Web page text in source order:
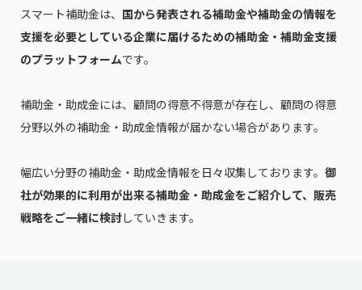
スマート補助金は、 国から発表される補助金や補助金の情報を
支援を必要としている企業に届けるための補助金・補助金支援
のプラットフォームです。
補助金・助成金には、顧問の得意不得意が存在し、顧問の得意
分野以外の補助金・助成金情報が届かない場合があります。
幅広い分野の補助金・助成金情報を日々収集しております。 御
社が効果的に利用が出来る補助金・助成金をご紹介して、販売
戦略をご一緒に検討していきます。